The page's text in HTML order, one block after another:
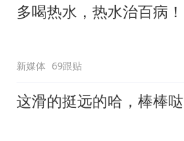
多喝热水，热水治百病！
新媒体 69跟贴
这滑的挺远的哈，棒棒哒